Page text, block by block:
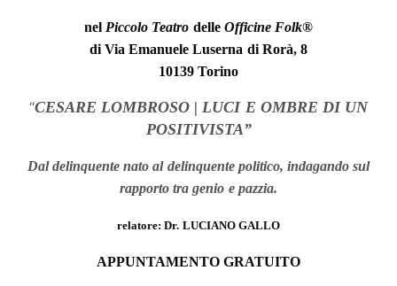
nel Piccolo Teatro delle Officine Folk®
di Via Emanuele Luserna di Rorà, 8
10139 Torino
“CESARE LOMBROSO | LUCI E OMBRE DI UN
POSITIVISTA”
Dal delinquente nato al delinquente politico, indagando sul
rapporto tra genio e pazzia.
relatore: Dr. LUCIANO GALLO
APPUNTAMENTO GRATUITO